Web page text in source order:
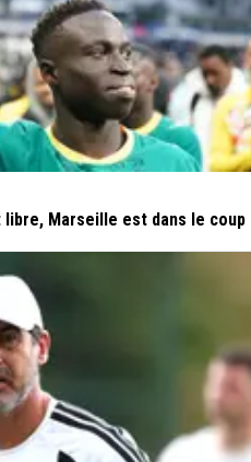
Marseille est dans le coup